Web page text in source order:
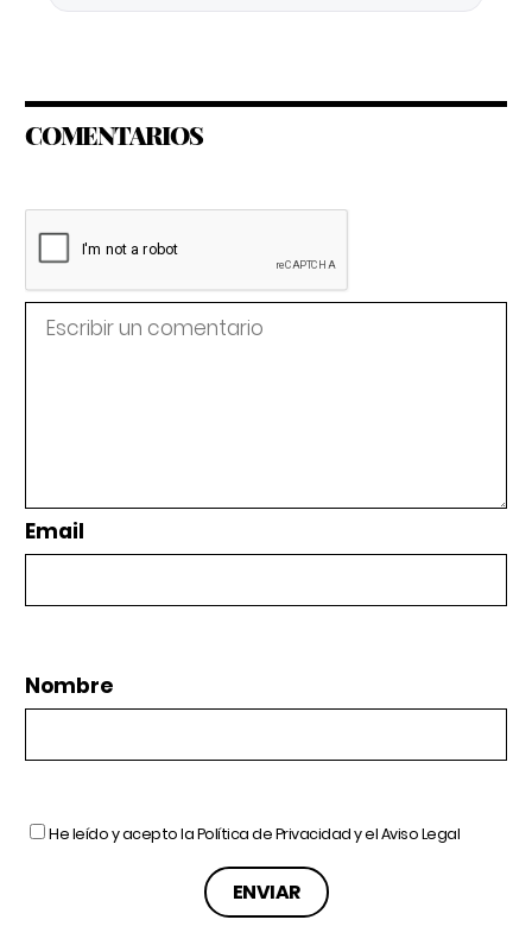
COMENTARIOS
Email
Nombre
He leído y acepto laPolítica de Privacidady elAviso Legal